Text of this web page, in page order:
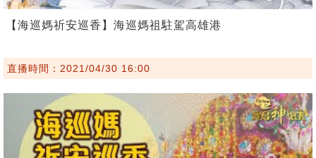
【海巡媽祈安巡香】海巡媽祖駐駕高雄港
直播時間：2021/04/30 16:00